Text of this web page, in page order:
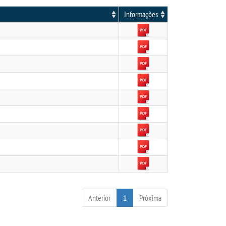
Informações
Anterior 1 Próxima